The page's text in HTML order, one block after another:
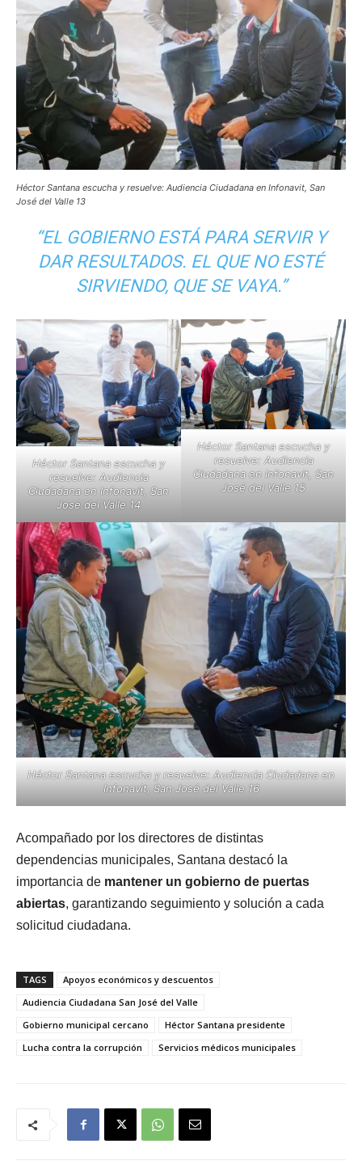
Héctor Santana escucha y resuelve: Audiencia Ciudadana en Infonavit, San
José del Valle 13
“EL GOBIERNO ESTÁ PARA SERVIR Y
DAR RESULTADOS. EL QUE NO ESTÉ
SIRVIENDO, QUE SE VAYA.”
Héctor Santana escucha y
resuelve: Audiencia
Ciudadana en Infonavit, San
José del Valle 14
Héctor Santana escucha y
resuelve: Audiencia
Ciudadana en Infonavit, San
José del Valle 15
Héctor Santana escucha y resuelve: Audiencia Ciudadana en
Infonavit, San José del Valle 16
Acompañado por los directores de distintas
dependencias municipales, Santana destacó la
importancia de mantener un gobierno de puertas
abiertas, garantizando seguimiento y solución a cada
solicitud ciudadana.
TAGS
Apoyos económicos y descuentos
Audiencia Ciudadana San José del Valle
Gobierno municipal cercano
Héctor Santana presidente
Lucha contra la corrupción
Servicios médicos municipales